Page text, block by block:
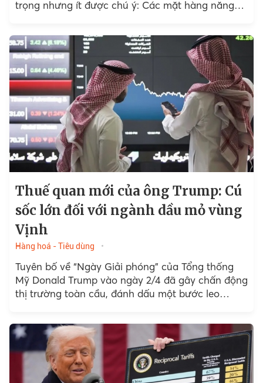
trọng nhưng ít được chú ý: Các mặt hàng năng
Thuế quan mới của ông Trump: Cú
sốc lớn đối với ngành dầu mỏ vùng
Vịnh
Hàng hoá - Tiêu dùng
Tuyên bố về “Ngày Giải phóng” của Tổng thống
Mỹ Donald Trump vào ngày 2/4 đã gây chấn động
thị trường toàn cầu, đánh dấu một bước leo